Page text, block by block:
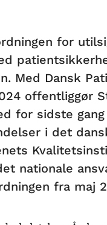
for
Med Dansk
offentliggør
for sidste
i det
nationale
fra maj